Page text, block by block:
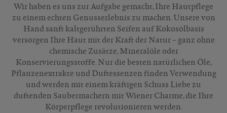
Wir haben es uns zur Aufgabe gemacht, Ihre Hautpflege
zu einem echten Genusserlebnis zu machen. Unsere von
Hand sanft kaltgerührten Seifen auf Kokosölbasis
versorgen Ihre Haut mit der Kraft der Natur – ganz ohne
chemische Zusätze, Mineralöle oder
Konservierungsstoffe. Nur die besten natürlichen Öle,
Pflanzenextrakte und Duftessenzen finden Verwendung
und werden mit einem kräftigen Schuss Liebe zu
duftenden Saubermachern mit Wiener Charme, die Ihre
Körperpflege revolutionieren werden.